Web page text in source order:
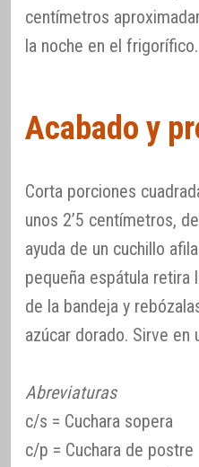
centímetros
la noche en el frigorífico.
Acabado y
Corta porciones
unos 2’5 centímetros,
ayuda de un cuchillo
pequeña espátula retira
de la bandeja y
azúcar dorado. Sirve en
Abreviaturas
c/s = Cuchara sopera
c/p = Cuchara de postre